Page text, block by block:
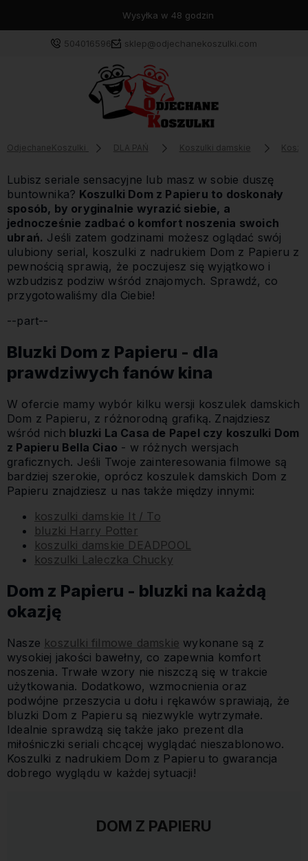
Wysyłka w 48 godzin
504016596 sklep@odjechanekoszulki.com
OdjechaneKoszulki DLA PAŃ Koszulki damskie
Lubisz seriale sensacyjne lub masz w sobie duszę
buntownika? Koszulki Dom z Papieru to doskonały
sposób, by oryginalnie wyrazić siebie, a
jednocześnie zadbać o komfort noszenia swoich
ubrań. Jeśli zatem godzinami możesz oglądać swój
ulubiony serial, koszulki z nadrukiem Dom z Papieru z
pewnością sprawią, że poczujesz się wyjątkowo i
wzbudzisz podziw wśród znajomych. Sprawdź, co
przygotowaliśmy dla Ciebie!
--part--
Bluzki Dom z Papieru - dla
prawdziwych fanów kina
W ofercie mamy wybór kilku wersji koszulek damskich
Dom z Papieru, z różnorodną grafiką. Znajdziesz
wśród nich bluzki La Casa de Papel czy koszulki Dom
z Papieru Bella Ciao - w różnych wersjach
graficznych. Jeśli Twoje zainteresowania filmowe są
bardziej szerokie, oprócz koszulek damskich Dom z
Papieru znajdziesz u nas także między innymi:
koszulki damskie It / To
bluzki Harry Potter
koszulki damskie DEADPOOL
koszulki Laleczka Chucky
Dom z Papieru - bluzki na każdą
okazję
Nasze koszulki filmowe damskie wykonane są z
wysokiej jakości bawełny, co zapewnia komfort
noszenia. Trwałe wzory nie niszczą się w trakcie
użytkowania. Dodatkowo, wzmocnienia oraz
podwójne przeszycia u dołu i rękawów sprawiają, że
bluzki Dom z Papieru są niezwykle wytrzymałe.
Idealnie sprawdzą się także jako prezent dla
miłośniczki seriali chcącej wyglądać nieszablonowo.
Koszulki z nadrukiem Dom z Papieru to gwarancja
dobrego wyglądu w każdej sytuacji!
DOM Z PAPIERU